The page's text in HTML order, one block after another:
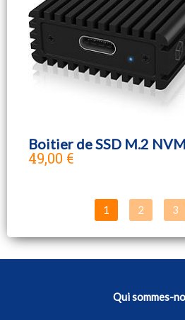
Boitier de SSD M.2
49,00 €
Qui sommes-